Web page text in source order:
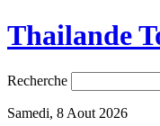
Thailande
Recherche
Samedi, 8 Aout 2026